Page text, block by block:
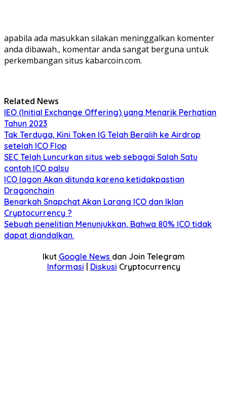
apabila ada masukkan silakan meninggalkan komenter
anda dibawah., komentar anda sangat berguna untuk
perkembangan situs kabarcoin.com.
Related News
IEO (Initial Exchange Offering) yang Menarik Perhatian
Tahun 2023
Tak Terduga, Kini Token IG Telah Beralih ke Airdrop
setelah ICO Flop
SEC Telah Luncurkan situs web sebagai Salah Satu
contoh ICO palsu
ICO Iagon Akan ditunda karena ketidakpastian
Dragonchain
Benarkah Snapchat Akan Larang ICO dan Iklan
Cryptocurrency ?
Sebuah penelitian Menunjukkan, Bahwa 80% ICO tidak
dapat diandalkan.
Ikut Google News dan Join Telegram
Informasi
Diskusi Cryptocurrency